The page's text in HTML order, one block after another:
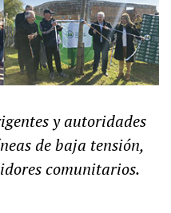
y autoridades
de baja tensión,
comunitarios.